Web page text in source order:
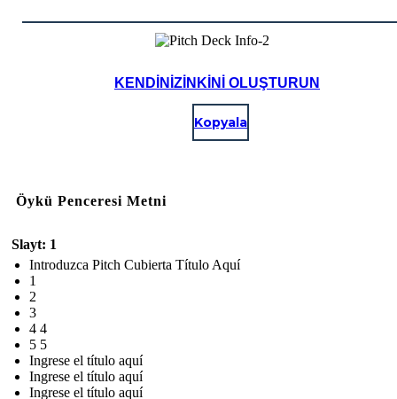
KENDINIZINKINI OLUŞTURUN
Kopyala
Öykü Penceresi Metni
Slayt: 1
Introduzca Pitch Cubierta Título Aquí
1
2
3
4 4
5 5
Ingrese el título aquí
Ingrese el título aquí
Ingrese el título aquí